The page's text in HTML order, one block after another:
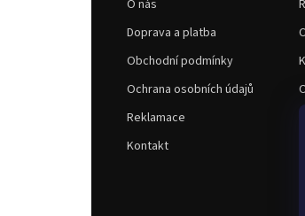
O nás
Doprava a platba
Obchodní podmínky
Ochrana osobních údajů
Reklamace
Kontakt